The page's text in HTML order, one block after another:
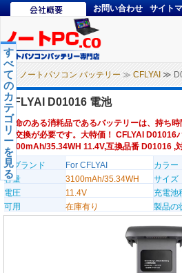
お問い合わせ サイト
ノートパソコン バッテリー ≫ CFLYAI ≫
す
べ
て
の
カ
テ
ゴ
リ
ー
を
見
る
CFLYAI D01016 電池
寿命のある消耗品であるバッテリーは、持ち
ー交換が必要です。大特価！ CFLYAI D01016
3100mAh/35.34WH 11.4V,互換品番 D01016 ,
のブランド
For CFLYAI カラー
容量
3100mAh/35.34WH
サイズ
電圧
11.4V 充電池
可用
在庫有り 製品の